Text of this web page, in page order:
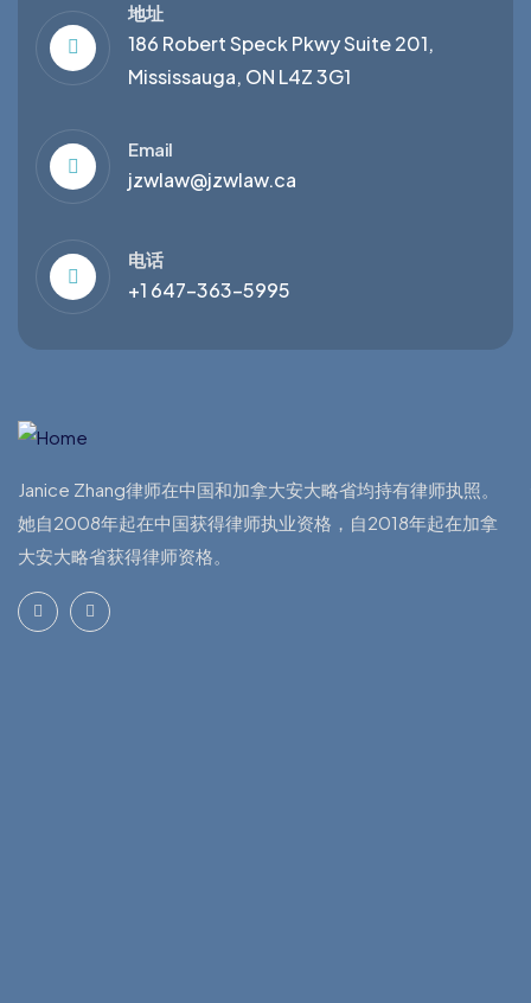
地址
186 Robert Speck Pkwy Suite 201,
Mississauga, ON L4Z 3G1
Email
jzwlaw@jzwlaw.ca
电话
+1 647-363-5995
Janice Zhang律师在中国和加拿大安大略省均持有律师执照。
她自2008年起在中国获得律师执业资格，自2018年起在加拿
大安大略省获得律师资格。